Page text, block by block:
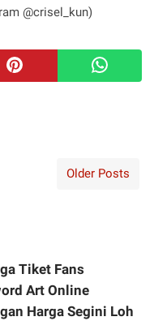
@crisel_kun)
Older Posts
Tiket Fans
Art Online
Harga Segini Loh